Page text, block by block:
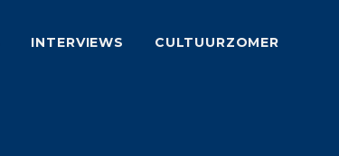
INTERVIEWS CULTUURZOMER